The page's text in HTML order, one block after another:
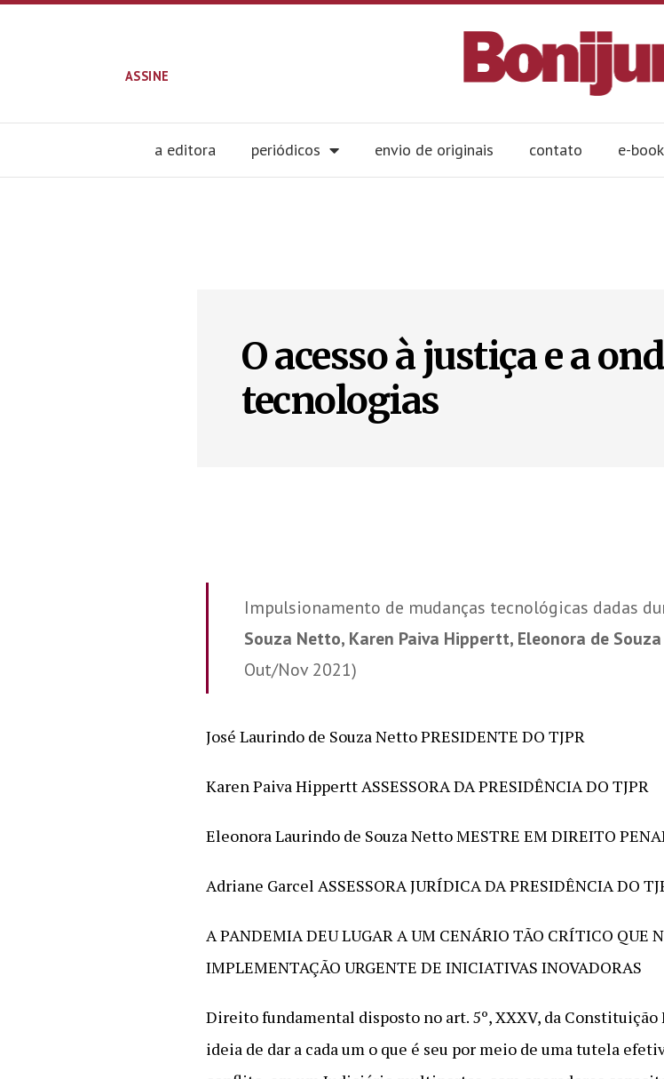
ASSINE
a editora periódicos envio de originais contato e-
O acesso à justiça e a
tecnologias
Impulsionamento de mudanças tecnológicas dadas
Souza Netto, Karen Paiva Hippertt, Eleonora de
Out/Nov 2021)
José Laurindo de Souza Netto PRESIDENTE DO TJPR
Karen Paiva Hippertt ASSESSORA DA PRESIDÊNCIA DO TJPR
Eleonora Laurindo de Souza Netto MESTRE EM DIREITO
Adriane Garcel ASSESSORA JURÍDICA DA PRESIDÊNCIA DO
A PANDEMIA DEU LUGAR A UM CENÁRIO TÃO CRÍTICO QUE
IMPLEMENTAÇÃO URGENTE DE INICIATIVAS INOVADORAS
Direito fundamental disposto no art. 5º, XXXV, da Constituição
ideia de dar a cada um o que é seu por meio de uma tutela